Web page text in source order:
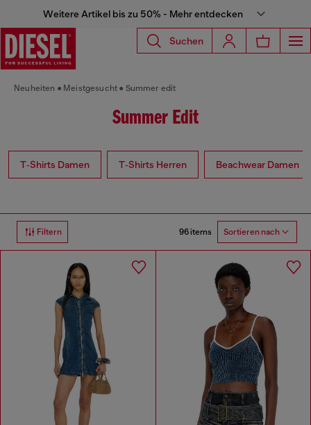
Weitere Artikel bis zu 50% - Mehr entdecken
Suchen
Neuheiten Meistgesucht Summer edit
Summer Edit
T‑Shirts Damen T‑Shirts Herren Beachwear Damen
Filtern 96 items Sortieren nach